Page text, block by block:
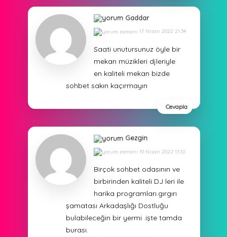
Gaddar
17 Nisan 2022 21:34
Saati unutursunuz öyle bir
mekan müzikleri djleriyle
en kaliteli mekan bizde
sohbet sakın kaçırmayın
Cevapla
Gezgin
19 Nisan 2022 13:10
Birçok sohbet odasının ve
birbirinden kaliteli DJ leri ile
harika programları.gırgırı
şamatası Arkadaşlığı Dostluğu
bulabileceğin bir yermi .işte tamda
burası.